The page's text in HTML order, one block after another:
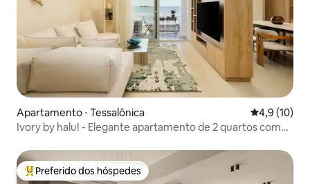
Apartamento ⋅ Tessalônica 4,9 de uma
4,9 (10)
Ivory by halu! - Elegante apartamento de 2 quartos com
Entre os melhores preferidos dos hóspedes
Preferido dos hóspedes